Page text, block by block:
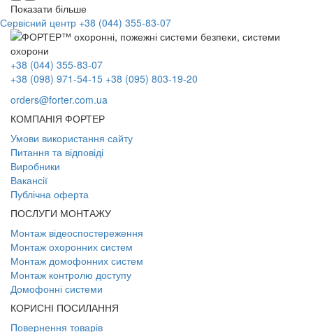
Показати більше
Сервісний центр +38 (044) 355-83-07
+38 (044) 355-83-07
+38 (098) 971-54-15 +38 (095) 803-19-20
orders@forter.com.ua
КОМПАНІЯ ФОРТЕР
Умови використання сайту
Питання та відповіді
Виробники
Вакансії
Публічна оферта
ПОСЛУГИ МОНТАЖУ
Монтаж відеоспостереження
Монтаж охоронних систем
Монтаж домофонних систем
Монтаж контролю доступу
Домофонні системи
КОРИСНІ ПОСИЛАННЯ
Повернення товарів